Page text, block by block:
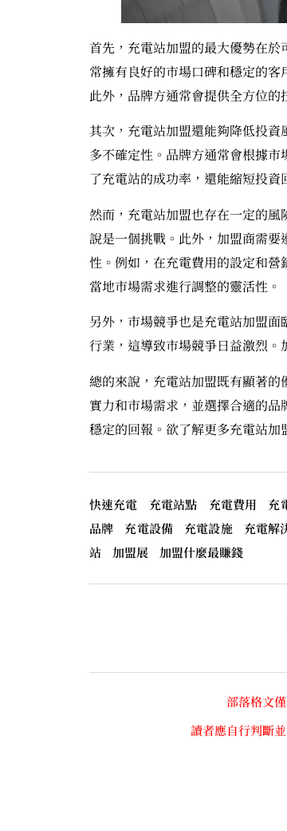
首先，充電站加盟的最大優勢在
常擁有良好的市場口碑和穩定的
此外，品牌方通常會提供全方位
其次，充電站加盟還能夠降低投
多不確定性。品牌方通常會根據
了充電站的成功率，還能縮短投資
然而，充電站加盟也存在一定的
說是一個挑戰。此外，加盟商需
性。例如，在充電費用的設定和
當地市場需求進行調整的靈活性。
另外，市場競爭也是充電站加盟
行業，這導致市場競爭日益激烈。
總的來說，充電站加盟既有顯著
實力和市場需求，並選擇合適的
穩定的回報。欲了解更多充電站加
快速充電 充電站點 充電費用
品牌 充電設備 充電設施 充電解
站 加盟展 加盟什麼最賺錢
部落格文
讀者應自行判斷